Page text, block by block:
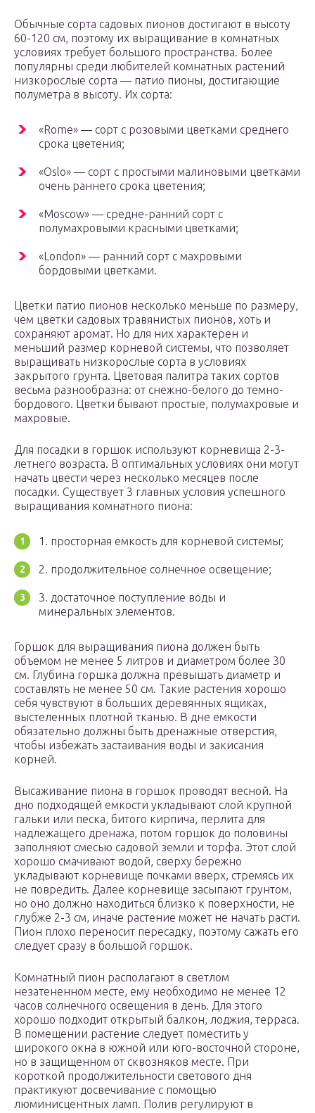
Обычные сорта садовых пионов достигают в высоту
60-120 см, поэтому их выращивание в комнатных
условиях требует большого пространства. Более
популярны среди любителей комнатных растений
низкорослые сорта — патио пионы, достигающие
полуметра в высоту. Их сорта:
«Rome» — сорт с розовыми цветками среднего
срока цветения;
«Oslo» — сорт с простыми малиновыми цветками
очень раннего срока цветения;
«Moscow» — средне-ранний сорт с
полумахровыми красными цветками;
«London» — ранний сорт с махровыми
бордовыми цветками.
Цветки патио пионов несколько меньше по размеру,
чем цветки садовых травянистых пионов, хоть и
сохраняют аромат. Но для них характерен и
меньший размер корневой системы, что позволяет
выращивать низкорослые сорта в условиях
закрытого грунта. Цветовая палитра таких сортов
весьма разнообразна: от снежно-белого до темно-
бордового. Цветки бывают простые, полумахровые и
махровые.
Для посадки в горшок используют корневища 2-3-
летнего возраста. В оптимальных условиях они могут
начать цвести через несколько месяцев после
посадки. Существует 3 главных условия успешного
выращивания комнатного пиона:
1. просторная емкость для корневой системы;
2. продолжительное солнечное освещение;
3. достаточное поступление воды и
минеральных элементов.
Горшок для выращивания пиона должен быть
объемом не менее 5 литров и диаметром более 30
см. Глубина горшка должна превышать диаметр и
составлять не менее 50 см. Такие растения хорошо
себя чувствуют в больших деревянных ящиках,
выстеленных плотной тканью. В дне емкости
обязательно должны быть дренажные отверстия,
чтобы избежать застаивания воды и закисания
корней.
Высаживание пиона в горшок проводят весной. На
дно подходящей емкости укладывают слой крупной
гальки или песка, битого кирпича, перлита для
надлежащего дренажа, потом горшок до половины
заполняют смесью садовой земли и торфа. Этот слой
хорошо смачивают водой, сверху бережно
укладывают корневище почками вверх, стремясь их
не повредить. Далее корневище засыпают грунтом,
но оно должно находиться близко к поверхности, не
глубже 2-3 см, иначе растение может не начать расти.
Пион плохо переносит пересадку, поэтому сажать его
следует сразу в большой горшок.
Комнатный пион располагают в светлом
незатененном месте, ему необходимо не менее 12
часов солнечного освещения в день. Для этого
хорошо подходит открытый балкон, лоджия, терраса.
В помещении растение следует поместить у
широкого окна в южной или юго-восточной стороне,
но в защищенном от сквозняков месте. При
короткой продолжительности светового дня
практикуют досвечивание с помощью
люминисцентных ламп. Полив регулируют в